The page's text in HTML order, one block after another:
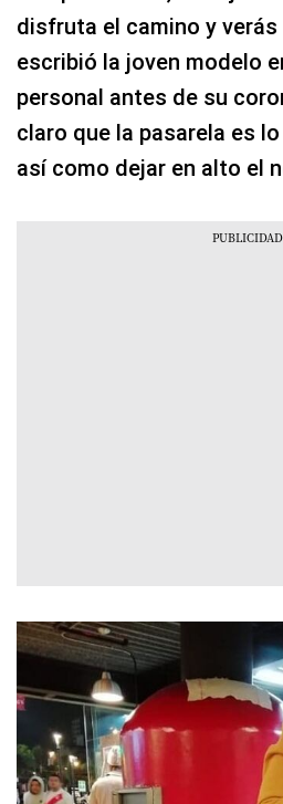
disfruta el camino y
escribió la joven modelo
personal antes de su
claro que la pasarela es
así como dejar en alto el